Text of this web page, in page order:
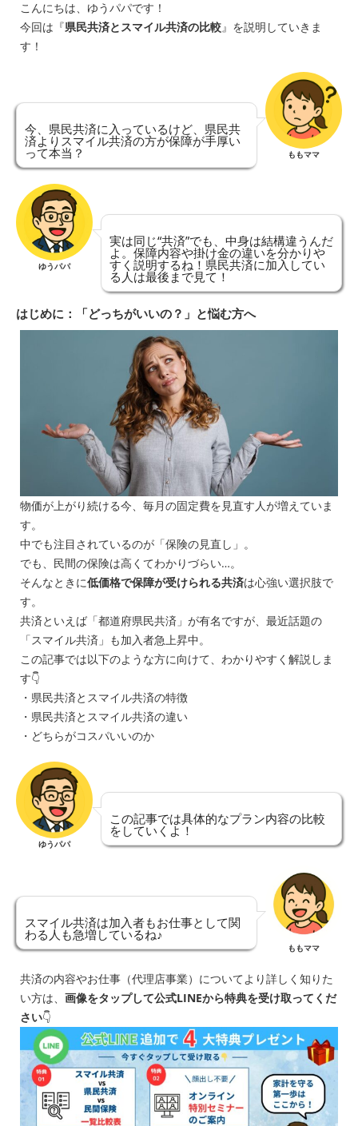
こんにちは、ゆうパパです！
今回は『県民共済とスマイル共済の比較』を説明していきま
す！
今、県民共済に入っているけど、県民共
済よりスマイル共済の方が保障が手厚い
って本当？ ももママ
ゆうパパ
実は同じ“共済”でも、中身は結構違うんだ
よ。保障内容や掛け金の違いを分かりや
すく説明するね！県民共済に加入してい
る人は最後まで見て！
はじめに：「どっちがいいの？」と悩む方へ
物価が上がり続ける今、毎月の固定費を見直す人が増えていま
す。
中でも注目されているのが「保険の見直し」。
でも、民間の保険は高くてわかりづらい…。
そんなときに低価格で保障が受けられる共済は心強い選択肢で
す。
共済といえば「都道府県民共済」が有名ですが、最近話題の
「スマイル共済」も加入者急上昇中。
この記事では以下のような方に向けて、わかりやすく解説しま
す👇
・県民共済とスマイル共済の特徴
・県民共済とスマイル共済の違い
・どちらがコスパいいのか
ゆうパパ
この記事では具体的なプラン内容の比較
をしていくよ！
スマイル共済は加入者もお仕事として関
わる人も急増しているね♪
ももママ
共済の内容やお仕事（代理店事業）についてより詳しく知りた
い方は、 画像をタップして公式LINEから特典を受け取ってくだ
さい👇